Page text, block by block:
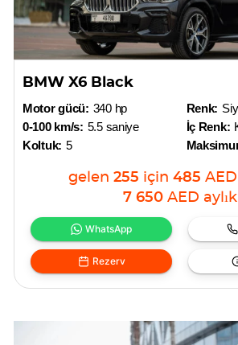
BMW X6 Black
Motor gücü: 340 hp
0-100 km/s: 5.5 saniye
Koltuk: 5
Renk:
İç Renk:
gelen 255 için 485 AED
7 650 AED aylık
WhatsApp
Rezerv